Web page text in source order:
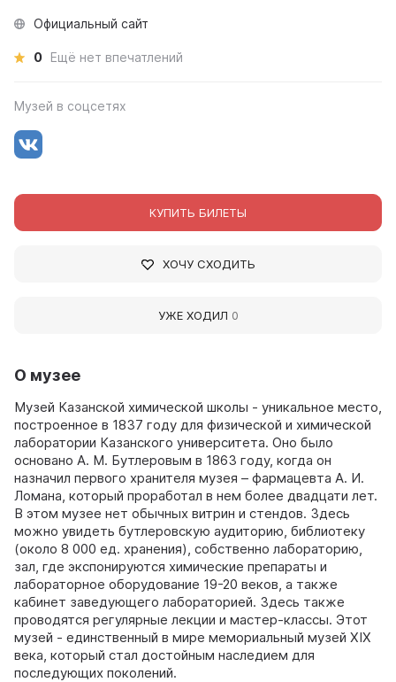
О музее
Музей Казанской химической школы - уникальное место,
построенное в 1837 году для физической и химической
лаборатории Казанского университета. Оно было
основано А. М. Бутлеровым в 1863 году, когда он
назначил первого хранителя музея – фармацевта А. И.
Ломана, который проработал в нем более двадцати лет.
В этом музее нет обычных витрин и стендов. Здесь
можно увидеть бутлеровскую аудиторию, библиотеку
(около 8 000 ед. хранения), собственно лабораторию,
зал, где экспонируются химические препараты и
лабораторное оборудование 19-20 веков, а также
кабинет заведующего лабораторией. Здесь также
проводятся регулярные лекции и мастер-классы. Этот
музей - единственный в мире мемориальный музей XIX
века, который стал достойным наследием для
последующих поколений.
Официальный сайт
0 Ещё нет впечатлений
Музей в соцсетях
КУПИТЬ БИЛЕТЫ
ХОЧУ СХОДИТЬ
УЖЕ ХОДИЛ 0